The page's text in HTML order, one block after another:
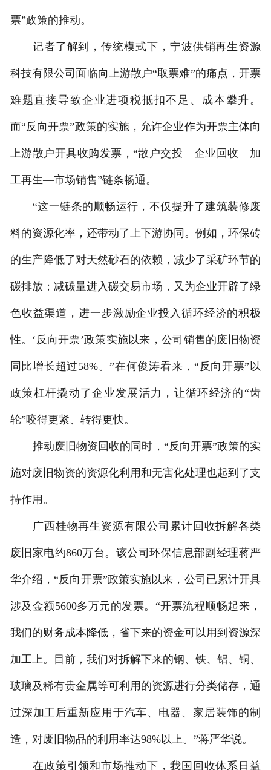
票”政策的推动。
记者了解到，传统模式下，宁波供销再生资源
科技有限公司面临向上游散户“取票难”的痛点，开票
难题直接导致企业进项税抵扣不足、成本攀升。
而“反向开票”政策的实施，允许企业作为开票主体向
上游散户开具收购发票，“散户交投—企业回收—加
工再生—市场销售”链条畅通。
“这一链条的顺畅运行，不仅提升了建筑装修废
料的资源化率，还带动了上下游协同。例如，环保砖
的生产降低了对天然砂石的依赖，减少了采矿环节的
碳排放；减碳量进入碳交易市场，又为企业开辟了绿
色收益渠道，进一步激励企业投入循环经济的积极
性。‘反向开票’政策实施以来，公司销售的废旧物资
同比增长超过58%。”在何俊涛看来，“反向开票”以
政策杠杆撬动了企业发展活力，让循环经济的“齿
轮”咬得更紧、转得更快。
推动废旧物资回收的同时，“反向开票”政策的实
施对废旧物资的资源化利用和无害化处理也起到了支
持作用。
广西桂物再生资源有限公司累计回收拆解各类
废旧家电约860万台。该公司环保信息部副经理蒋严
华介绍，“反向开票”政策实施以来，公司已累计开具
涉及金额5600多万元的发票。“开票流程顺畅起来，
我们的财务成本降低，省下来的资金可以用到资源深
加工上。目前，我们对拆解下来的钢、铁、铝、铜、
玻璃及稀有贵金属等可利用的资源进行分类储存，通
过深加工后重新应用于汽车、电器、家居装饰的制
造，对废旧物品的利用率达98%以上。”蒋严华说。
在政策引领和市场推动下，我国回收体系日益